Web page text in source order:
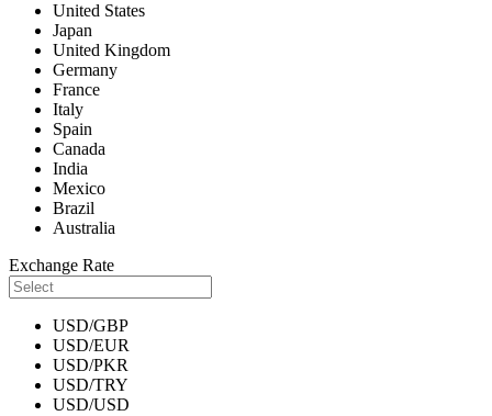
United States
Japan
United Kingdom
Germany
France
Italy
Spain
Canada
India
Mexico
Brazil
Australia
Exchange Rate
USD/GBP
USD/EUR
USD/PKR
USD/TRY
USD/USD